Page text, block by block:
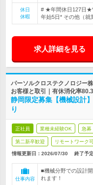
休日
休暇
# ★年間休日127日★*
年始5日* その他（就
求人詳細を見る
パーソルクロステクノロジー
お客様と取引｜有休消化率
静岡限定募集【機械設計
り
正社員 業種未経験OK 急募
第二新卒歓迎 リモートワーク
情報更新日：2026/07/30 終了予
仕事内容
■機械分野での設計
れます！